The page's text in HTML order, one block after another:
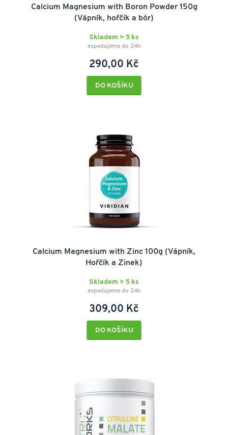
Calcium Magnesium with Boron Powder 150g
(Vápník, hořčík a bór)
Skladem > 5 ks
expedujeme do 24h
290,00 Kč
DO KOŠÍKU
Calcium Magnesium with Zinc 100g (Vápník,
Hořčík a Zinek)
Skladem > 5 ks
expedujeme do 24h
309,00 Kč
DO KOŠÍKU